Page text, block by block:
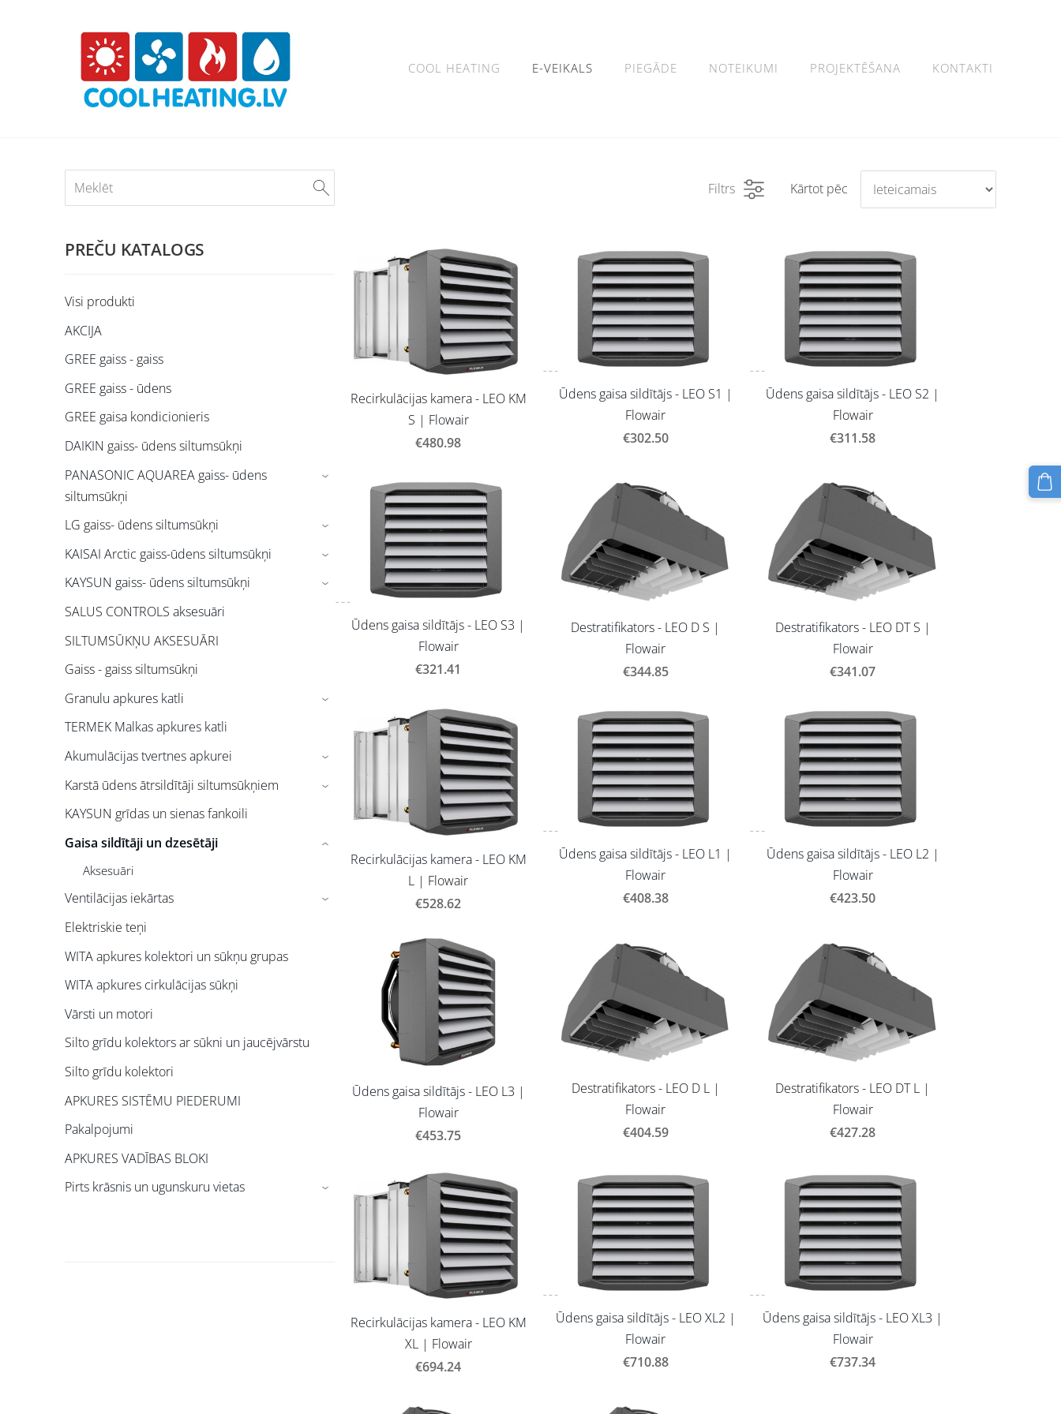
COOL HEATING E-VEIKALS PIEGĀDE NOTEIKUMI PROJEKTĒŠANA KONTAKTI
PREČU KATALOGS
Visi produkti
AKCIJA
GREE gaiss - gaiss
GREE gaiss - ūdens
GREE gaisa kondicionieris
DAIKIN gaiss- ūdens siltumsūkņi
PANASONIC AQUAREA gaiss- ūdens
siltumsūkņi
›
LG gaiss- ūdens siltumsūkņi ›
KAISAI Arctic gaiss-ūdens siltumsūkņi ›
KAYSUN gaiss- ūdens siltumsūkņi ›
SALUS CONTROLS aksesuāri
SILTUMSŪKŅU AKSESUĀRI
Gaiss - gaiss siltumsūkņi
Granulu apkures katli
›
TERMEK Malkas apkures katli
Akumulācijas tvertnes apkurei
›
Karstā ūdens ātrsildītāji siltumsūkņiem ›
KAYSUN grīdas un sienas fankoili
Gaisa sildītāji un dzesētāji
Aksesuāri
›
Ventilācijas iekārtas ›
Elektriskie teņi
WITA apkures kolektori un sūkņu grupas
WITA apkures cirkulācijas sūkņi
Vārsti un motori
Silto grīdu kolektors ar sūkni un jaucējvārstu
Silto grīdu kolektori
APKURES SISTĒMU PIEDERUMI
Pakalpojumi
APKURES VADĪBAS BLOKI
Pirts krāsnis un ugunskuru vietas
›
Filtrs Kārtot pēc
Recirkulācijas kamera - LEO KM
S | Flowair
€480.98
Ūdens gaisa sildītājs - LEO S1 |
Flowair
€302.50
Ūdens gaisa sildītājs - LEO S2 |
Flowair
€311.58
Ūdens gaisa sildītājs - LEO S3 |
Flowair
€321.41
Destratifikators - LEO D S |
Flowair
€344.85
Destratifikators - LEO DT S |
Flowair
€341.07
Recirkulācijas kamera - LEO KM
L | Flowair
€528.62
Ūdens gaisa sildītājs - LEO L1 |
Flowair
€408.38
Ūdens gaisa sildītājs - LEO L2 |
Flowair
€423.50
Ūdens gaisa sildītājs - LEO L3 |
Flowair
€453.75
Destratifikators - LEO D L |
Flowair
€404.59
Destratifikators - LEO DT L |
Flowair
€427.28
Recirkulācijas kamera - LEO KM
XL | Flowair
€694.24
Ūdens gaisa sildītājs - LEO XL2 |
Flowair
€710.88
Ūdens gaisa sildītājs - LEO XL3 |
Flowair
€737.34